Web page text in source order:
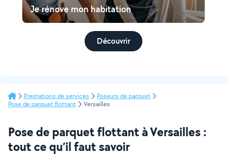
Je rénove mon habitation
Découvrir
Prestations de services
Poseurs de parquet
Pose de parquet flottant
Versailles
Pose de parquet flottant à Versailles :
tout ce qu’il faut savoir